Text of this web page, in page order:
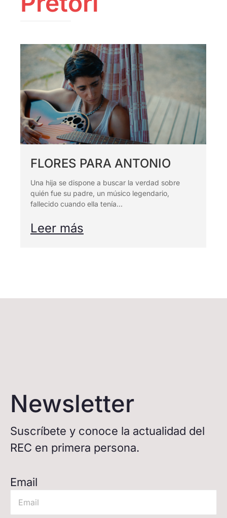
Huella ecológica
Especiales
Talento Local
RecXics
RECLab 10!
@panoramica
FLORES PARA ANTONIO
Una hija se dispone a buscar la verdad sobre
quién fue su padre, un músico legendario,
fallecido cuando ella tenía...
Leer más
Newsletter
Suscríbete y conoce la actualidad del
REC en primera persona.
Email